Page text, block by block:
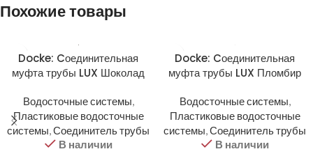
Похожие товары
Docke: Cоединительная
муфта трубы LUX Шоколад
Водосточные системы,
Пластиковые водосточные
системы,Соединитель трубы
В наличии
Docke: Cоединительная
муфта трубы LUX Пломбир
Водосточные системы,
Пластиковые водосточные
системы,Соединитель трубы
В наличии